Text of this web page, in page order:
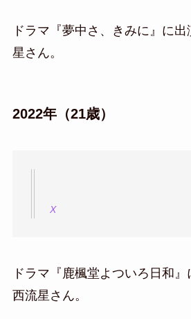
ドラマ『夢中さ、きみに』に
星さん。
2022年（21歳）
X
ドラマ『鹿楓堂よついろ日和
西流星さん。